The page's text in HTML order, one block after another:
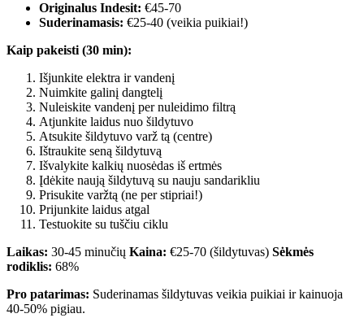
Originalus Indesit: €45-70
Suderinamasis: €25-40 (veikia puikiai!)
Kaip pakeisti (30 min):
Išjunkite elektra ir vandenį
Nuimkite galinį dangtelį
Nuleiskite vandenį per nuleidimo filtrą
Atjunkite laidus nuo šildytuvo
Atsukite šildytuvo varž tą (centre)
Ištraukite seną šildytuvą
Išvalykite kalkių nuosėdas iš ertmės
Įdėkite naują šildytuvą su nauju sandarikliu
Prisukite varžtą (ne per stipriai!)
Prijunkite laidus atgal
Testuokite su tuščiu ciklu
Laikas: 30-45 minučių Kaina: €25-70 (šildytuvas) Sėkmės
rodiklis: 68%
Pro patarimas: Suderinamas šildytuvas veikia puikiai ir kainuoja
40-50% pigiau.